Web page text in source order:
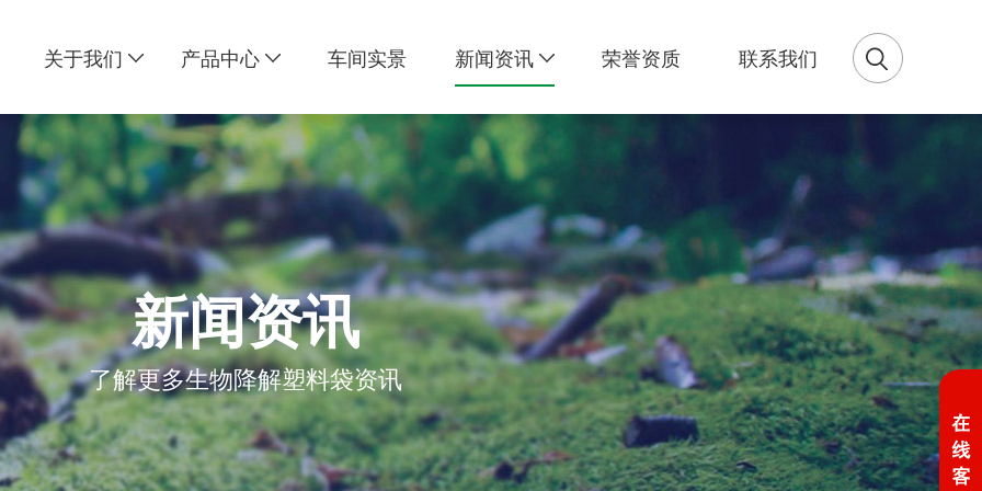
关于我们 产品中心 车间实景 新闻资讯 荣誉资质 联系我们
新闻资讯
了解更多生物降解塑料袋资讯